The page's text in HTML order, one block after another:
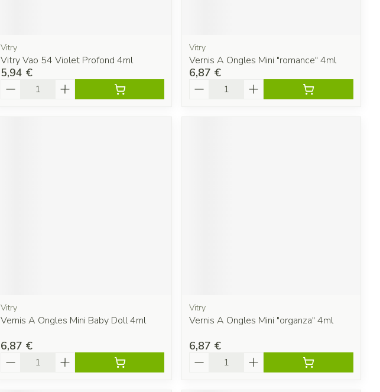
Vitry
Vitry Vao 54 Violet Profond 4ml
5,94 €
Quantité
Vitry
Vernis A Ongles Mini "romance" 4ml
6,87 €
Quantité
Vitry
Vernis A Ongles Mini Baby Doll 4ml
6,87 €
Quantité
Vitry
Vernis A Ongles Mini "organza" 4ml
6,87 €
Quantité